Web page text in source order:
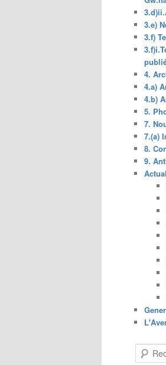
3.e)
3.f)
4.
4.a)
4.b)
5.
7.
7.(a)
8.
9.
e